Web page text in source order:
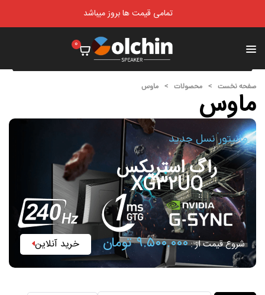
تمامی قیمت ها بروز میباشد
0
صفحه نخست > محصولات > ماوس ماوس
مانیتور نسل جدید
راگ استریکس
XG32UQ
شروع قیمت از :۹.۵۰۰.۰۰۰ تومان خرید آنلاین